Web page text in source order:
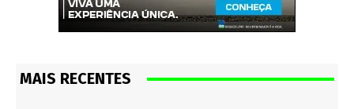
MAIS RECENTES